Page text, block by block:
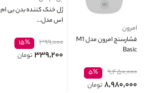
امرون
فشارسنج امرون مدل M1
Basic
۹,۴۵۰,۰۰۰ ۵%
۸,۹۸۰,۰۰۰تومان
ژل خنک کننده بدن بی ام
اس مدل...
۳۹۹,۰۰۰ ۱۵%
۳۳۹,۲۰۰تومان